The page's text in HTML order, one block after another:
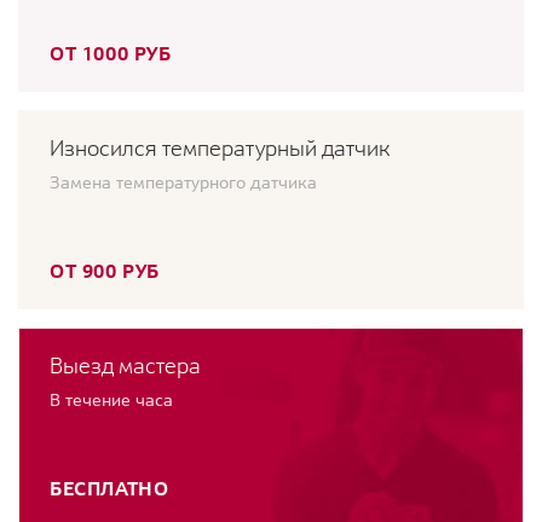
ОТ 1000 РУБ
Износился температурный датчик
Замена температурного датчика
ОТ 900 РУБ
Выезд мастера
В течение часа
БЕСПЛАТНО